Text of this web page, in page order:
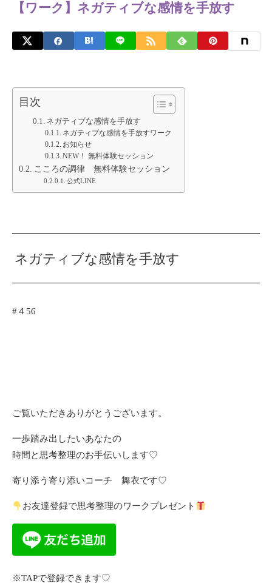
【ワーク】ネガティブな感情を手放す
目次
ネガティブな感情を手放す
ネガティブな感情を手放すワーク
お知らせ
NEW！ 無料体験セッション
こころの調律 無料体験セッション
公式LINE
ネガティブな感情を手放す
#４56
ご覧いただきありがとうございます。
一歩踏み出したいあなたの
時間と思考整理のお手伝いします♡
寄り添う寄り添いコーチ 舞衣です♡
お友達登録で思考整理のワークプレゼント
※TAPで登録できます♡